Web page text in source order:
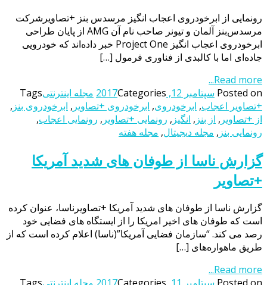
رونمایی از ابرخودروی اعجاب انگیز مرسدس بنز +تصاویرشرکت
مرسدس‌بنز آلمان و تیونر صاحب نام آن AMG از پایان طراحی
ابرخودروی اعجاب انگیز Project One خبر داده‌اند که خودرویی
جاده‌ای اما با کالبدی از فناوری فرمول […]
Read more...
Posted on سپتامبر 12, 2017 Categories مجله اینترنتیTags
+تصاویر اعجاب, ابرخودروی, ابرخودروی +تصاویر , ابرخودروی بنز ,
از +تصاویر , از بنز , انگیز , رونمایی +تصاویر , رونمایی اعجاب,
رونمایی بنز , مجله دیجیتال, مجله هفته
گزارش ناسا از طوفان‌ های شدید آمریکا
+تصاویر
گزارش ناسا از طوفان‌ های شدید آمریکا +تصاویرناسا، عنوان کرده
است که طوفان های اخیر امریکا را از ایستگاه های فضایی خود
رصد می کند. “سازمان فضایی آمریکا”(ناسا) اعلام کرده است که از
طریق ماهواره‌های […]
Read more...